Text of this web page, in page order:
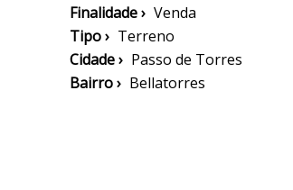
Finalidade › Venda
Tipo › Terreno
Cidade › Passo de Torres
Bairro › Bellatorres